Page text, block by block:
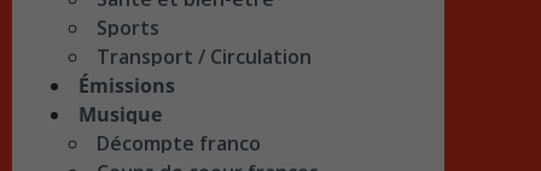
Sports
Transport / Circulation
Émissions
Musique
Décompte franco